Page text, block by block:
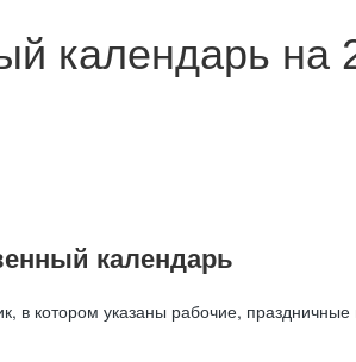
календарь на
календарь
в котором указаны рабочие,